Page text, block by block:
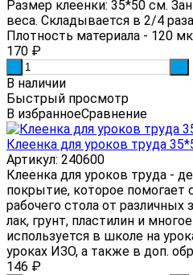
Размер клеенки: 35*50 см.
веса. Складывается в 2/4
Плотность материала - 120
170 ₽
В наличии
Быстрый просмотр
В избранноеСравнение
Клеенка для уроков труда
Артикул: 240600
Клеенка для уроков труда -
покрытие, которое помогает
рабочего стола от различных
лак, грунт, пластилин и
используется в школе на
уроках ИЗО, а также в доп.
146 ₽